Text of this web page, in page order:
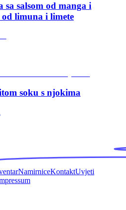
salsom od manga i
limuna i limete
soku s njokima
NamirniceKontaktUvjeti